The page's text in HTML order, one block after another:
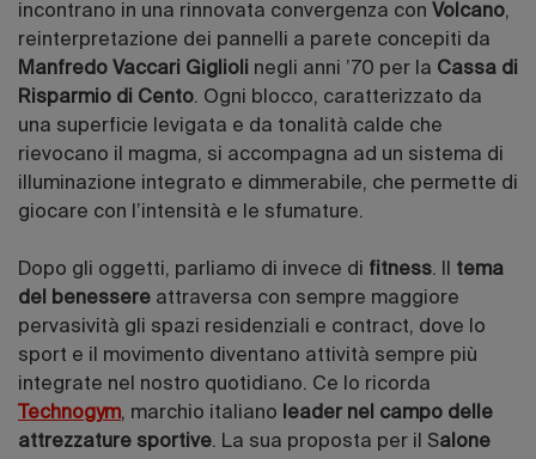
incontrano in una rinnovata convergenza con Volcano,
reinterpretazione dei pannelli a parete concepiti da
Manfredo Vaccari Giglioli negli anni ’70 per la Cassa di
Risparmio di Cento. Ogni blocco, caratterizzato da
una superficie levigata e da tonalità calde che
rievocano il magma, si accompagna ad un sistema di
illuminazione integrato e dimmerabile, che permette di
giocare con l’intensità e le sfumature.
Dopo gli oggetti, parliamo di invece di fitness. Il tema
del benessere attraversa con sempre maggiore
pervasività gli spazi residenziali e contract, dove lo
sport e il movimento diventano attività sempre più
integrate nel nostro quotidiano. Ce lo ricorda
Technogym, marchio italiano leader nel campo delle
attrezzature sportive. La sua proposta per il Salone